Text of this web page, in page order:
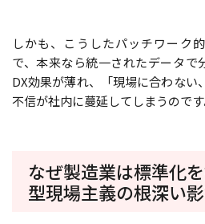
しかも、こうしたパッチワーク
で、本来なら統一されたデータで
DX効果が薄れ、「現場に合わない
不信が社内に蔓延してしまうのです
なぜ製造業は標準化
型現場主義の根深い